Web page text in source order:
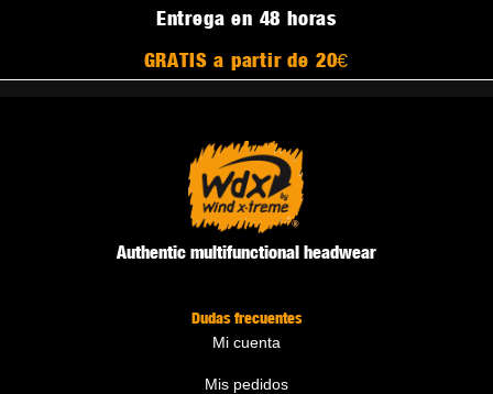
Entrega en 48 horas
GRATIS a partir de 20€
Authentic multifunctional headwear
Dudas frecuentes
Mi cuenta
Mis pedidos